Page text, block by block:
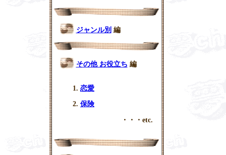
ジャンル別 編
その他 お役立ち 編
恋愛
保険
・・・etc.